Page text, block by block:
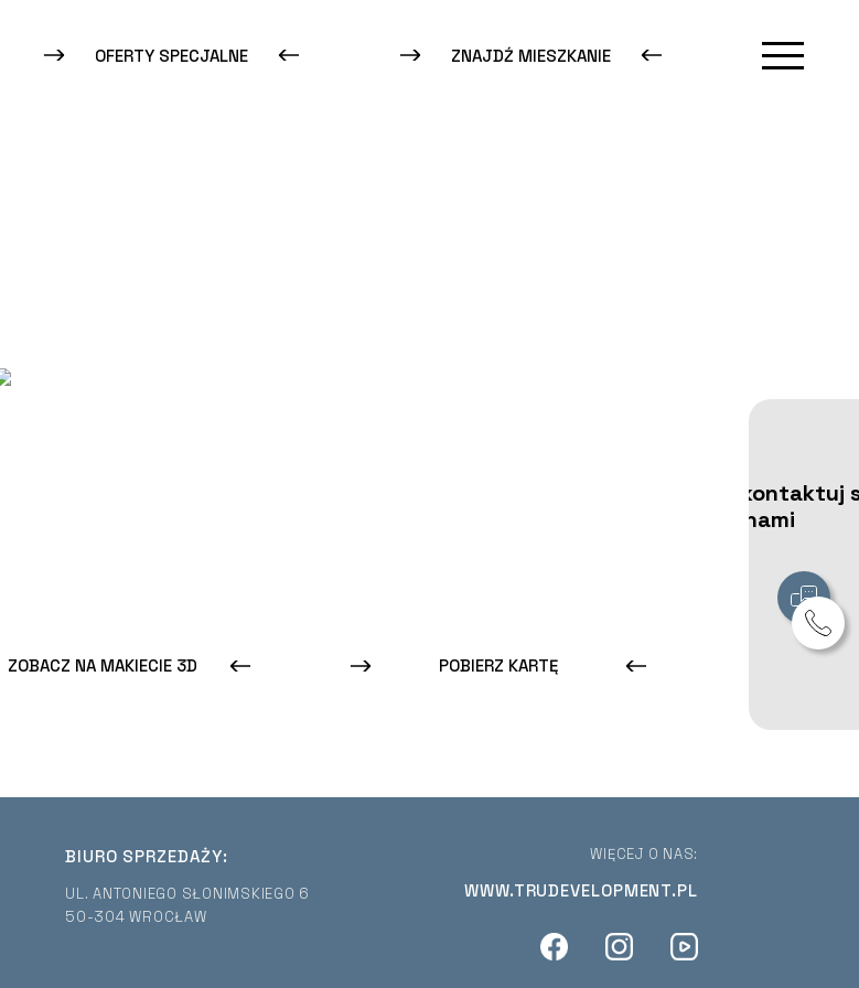
OFERTY SPECJALNE ZNAJDŹ MIESZKANIE
ZOBACZ NA MAKIECIE 3D POBIERZ KARTĘ
BIURO SPRZEDAŻY:
UL. ANTONIEGO SŁONIMSKIEGO 6
50-304 WROCŁAW
WIĘCEJ O NAS:
WWW.TRUDEVELOPMENT.PL
Skontaktuj
z nami